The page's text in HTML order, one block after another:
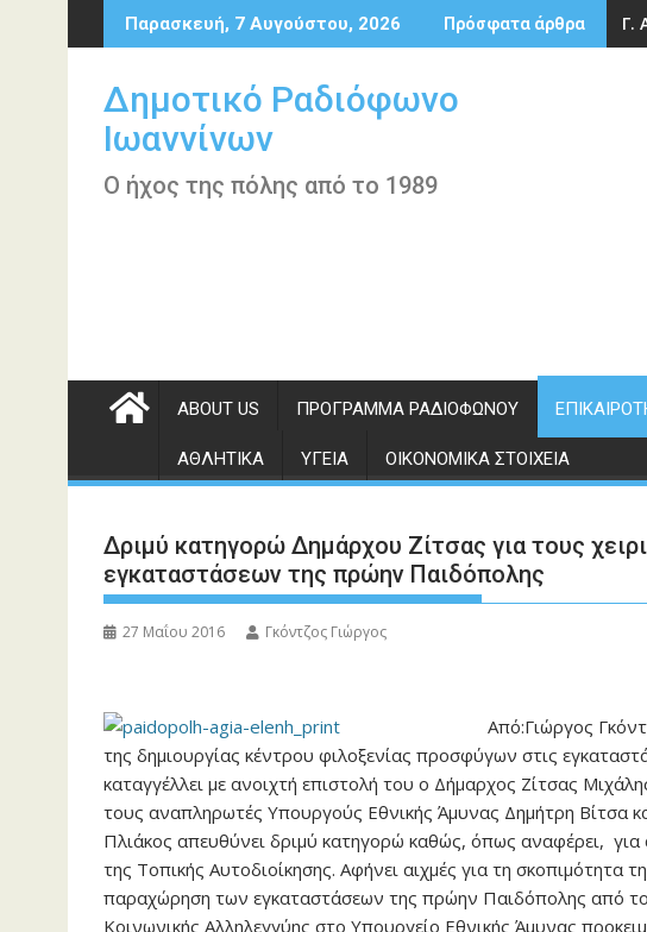
Περάστε
στο
Παρασκευή, 7 Αυγούστου, 2026 Πρόσφατα άρθρα Γ.
Δημοτικό Ραδιόφωνο
Ιωαννίνων
Ο ήχος της πόλης από το 1989
ABOUT US ΠΡΌΓΡΑΜΜΑ ΡΑΔΙΟΦΏΝΟΥ
ΑΘΛΗΤΙΚΆ ΥΓΕΊΑ ΟΙΚΟΝΟΜΙΚΆ ΣΤΟΙΧΕΊΑ
Δριμύ κατηγορώ Δημάρχου Ζίτσας για τους
εγκαταστάσεων της πρώην Παιδόπολης
27 Μαΐου 2016 Γκόντζος Γιώργος
Από:Γιώργος
της δημιουργίας κέντρου φιλοξενίας προσφύγων στις
καταγγέλλει με ανοιχτή επιστολή του ο Δήμαρχος Ζίτσας
τους αναπληρωτές Υπουργούς Εθνικής Άμυνας Δημήτρη Βίτσα
Πλιάκος απευθύνει δριμύ κατηγορώ καθώς, όπως αναφέρει,
της Τοπικής Αυτοδιοίκησης. Αφήνει αιχμές για τη σκοπιμότητα
παραχώρηση των εγκαταστάσεων της πρώην Παιδόπολης από
Κοινωνικής Αλληλεγγύης στο Υπουργείο Εθνικής Άμυνας